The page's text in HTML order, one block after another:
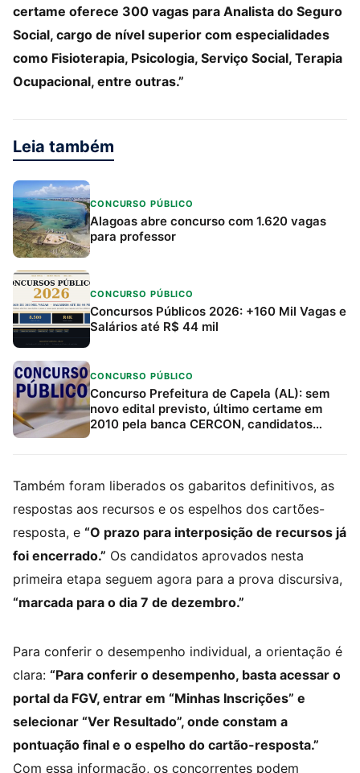
certame oferece 300 vagas para Analista do Seguro
Social, cargo de nível superior com especialidades
como Fisioterapia, Psicologia, Serviço Social, Terapia
Ocupacional, entre outras.”
Leia também
CONCURSO PÚBLICO
Alagoas abre concurso com 1.620 vagas
para professor
CONCURSO PÚBLICO
Concursos Públicos 2026: +160 Mil Vagas e
Salários até R$ 44 mil
CONCURSO PÚBLICO
Concurso Prefeitura de Capela (AL): sem
novo edital previsto, último certame em
2010 pela banca CERCON, candidatos
Também foram liberados os gabaritos definitivos, as
respostas aos recursos e os espelhos dos cartões-
resposta, e “O prazo para interposição de recursos já
foi encerrado.” Os candidatos aprovados nesta
primeira etapa seguem agora para a prova discursiva,
“marcada para o dia 7 de dezembro.”
Para conferir o desempenho individual, a orientação é
clara: “Para conferir o desempenho, basta acessar o
portal da FGV, entrar em “Minhas Inscrições” e
selecionar “Ver Resultado”, onde constam a
pontuação final e o espelho do cartão-resposta.”
Com essa informação, os concorrentes podem